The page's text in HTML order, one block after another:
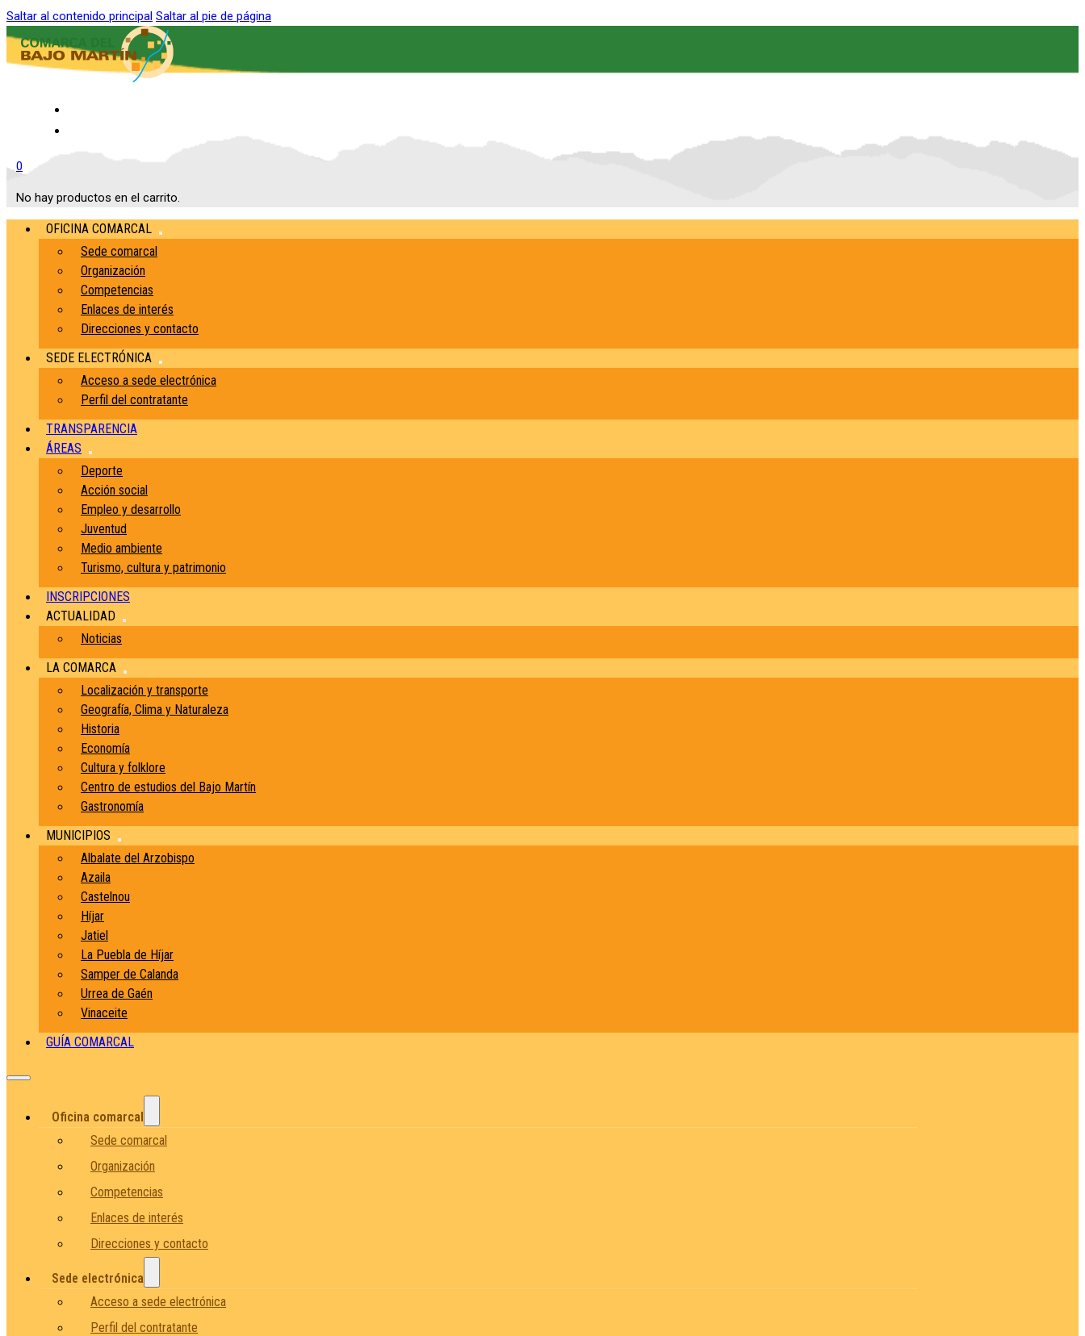
Saltar al contenido principal Saltar al pie de página
0
No hay productos en el carrito.
OFICINA COMARCAL
Sede comarcal
Organización
Competencias
Enlaces de interés
Direcciones y contacto
SEDE ELECTRÓNICA
Acceso a sede electrónica
Perfil del contratante
TRANSPARENCIA
ÁREAS
Deporte
Acción social
Empleo y desarrollo
Juventud
Medio ambiente
Turismo, cultura y patrimonio
INSCRIPCIONES
ACTUALIDAD
Noticias
LA COMARCA
Localización y transporte
Geografía, Clima y Naturaleza
Historia
Economía
Cultura y folklore
Centro de estudios del Bajo Martín
Gastronomía
MUNICIPIOS
Albalate del Arzobispo
Azaila
Castelnou
Híjar
Jatiel
La Puebla de Híjar
Samper de Calanda
Urrea de Gaén
Vinaceite
GUÍA COMARCAL
Oficina comarcal
Sede comarcal
Organización
Competencias
Enlaces de interés
Direcciones y contacto
Sede electrónica
Acceso a sede electrónica
Perfil del contratante